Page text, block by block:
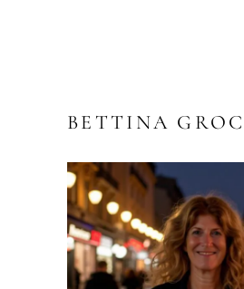
BETTINA